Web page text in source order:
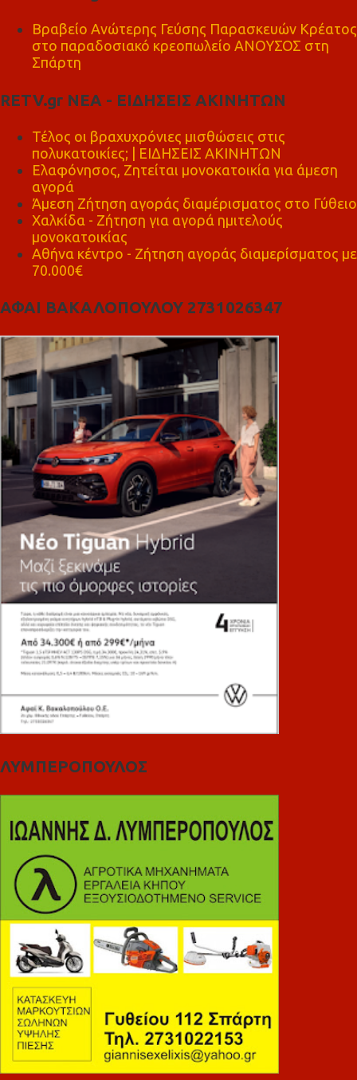
Βραβείο Ανώτερης Γεύσης Παρασκευών Κρέατος
στο παραδοσιακό κρεοπωλείο ΑΝΟΥΣΟΣ στη
Σπάρτη
RETV.gr ΝΕΑ - ΕΙΔΗΣΕΙΣ ΑΚΙΝΗΤΩΝ
Τέλος οι βραχυχρόνιες μισθώσεις στις
πολυκατοικίες; | ΕΙΔΗΣΕΙΣ ΑΚΙΝΗΤΩΝ
Ελαφόνησος, Ζητείται μονοκατοικία για άμεση
αγορά
Άμεση Ζήτηση αγοράς διαμέρισματος στο Γύθειο
Χαλκίδα - Ζήτηση για αγορά ημιτελούς
μονοκατοικίας
Αθήνα κέντρο - Ζήτηση αγοράς διαμερίσματος με
70.000€
ΑΦΑΙ ΒΑΚΑΛΟΠΟΥΛΟΥ 2731026347
ΛΥΜΠΕΡΟΠΟΥΛΟΣ